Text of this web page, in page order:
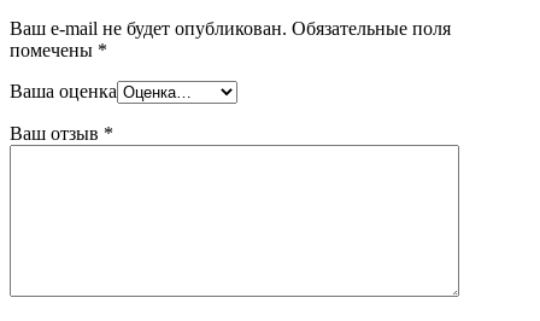
Ваш e-mail не будет опубликован. Обязательные поля
помечены *
Ваша оценка
Ваш отзыв *